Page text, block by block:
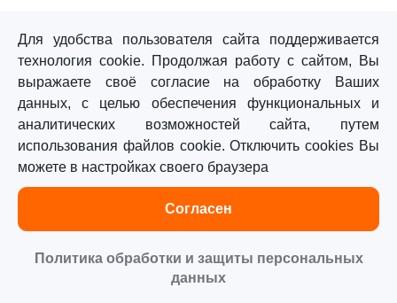
©«Sturm!» 2011–2026 ®
Все права защищены.
Политика обработки персональных данных
Для удобства пользователя сайта поддерживается
технология cookie. Продолжая работу с сайтом, Вы
выражаете своё согласие на обработку Ваших
данных, с целью обеспечения функциональных и
аналитических возможностей сайта, путем
использования файлов cookie. Отключить cookies Вы
можете в настройках своего браузера
Согласен
Политика обработки и защиты персональных
данных